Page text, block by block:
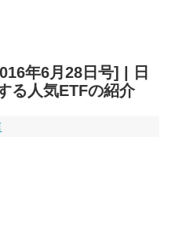
年6月28日号] | 日
る人気ETFの紹介